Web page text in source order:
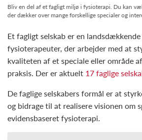
Bliv en del af et fagligt miljø i fysioterapi. Du kan
der dækker over mange forskellige specialer og
Et fagligt selskab er en
fysioterapeuter, der arbejder med at
kvaliteten af et speciale eller område
praksis. Der er aktuelt 17 faglige
De faglige selskabers formål er at
og bidrage til at realisere visionen om
evidensbaseret fysioterapi.